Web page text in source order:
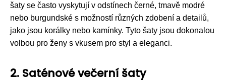
šaty se často vyskytují v odstínech černé, tmavě modré
nebo burgundské s možností různých zdobení a detailů,
jako jsou korálky nebo kamínky. Tyto šaty jsou dokonalou
volbou pro ženy s vkusem pro styl a eleganci.
2. Saténové večerní šaty